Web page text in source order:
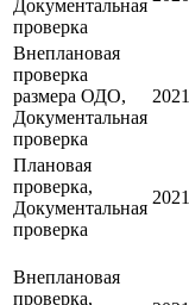
Документальная
проверка
Внеплановая
проверка
размера ОДО,
Документальная
проверка
2021
Плановая
проверка,
Документальная
проверка
2021
Внеплановая
проверка,